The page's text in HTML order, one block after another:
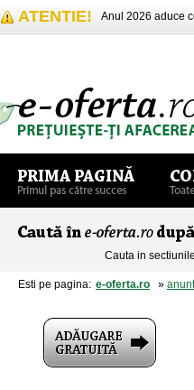
ATENTIE! Anul 2026 aduce
Cauta in
Esti pe pagina: e-oferta.ro »